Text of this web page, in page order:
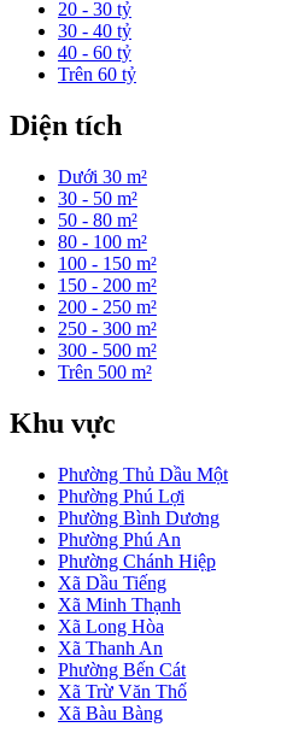
20 - 30 tỷ
30 - 40 tỷ
40 - 60 tỷ
Trên 60 tỷ
Diện tích
Dưới 30 m²
30 - 50 m²
50 - 80 m²
80 - 100 m²
100 - 150 m²
150 - 200 m²
200 - 250 m²
250 - 300 m²
300 - 500 m²
Trên 500 m²
Khu vực
Phường Thủ Dầu Một
Phường Phú Lợi
Phường Bình Dương
Phường Phú An
Phường Chánh Hiệp
Xã Dầu Tiếng
Xã Minh Thạnh
Xã Long Hòa
Xã Thanh An
Phường Bến Cát
Xã Trừ Văn Thố
Xã Bàu Bàng